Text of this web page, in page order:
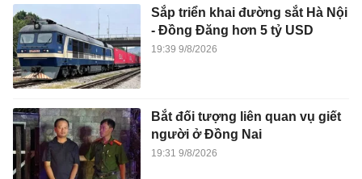
Sắp triển khai đường sắt Hà Nội
- Đồng Đăng hơn 5 tỷ USD
19:39 9/8/2026
Bắt đối tượng liên quan vụ giết
người ở Đồng Nai
19:31 9/8/2026